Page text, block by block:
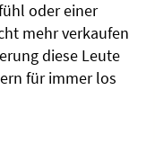
oder einer
mehr verkaufen
diese Leute
für immer los